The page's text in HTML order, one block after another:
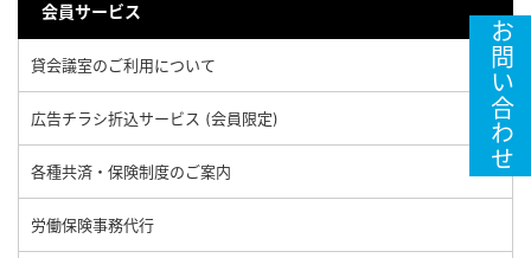
会員サービス
貸会議室のご利用について
広告チラシ折込サービス (会員限定)
各種共済・保険制度のご案内
労働保険事務代行
お問い合わせ